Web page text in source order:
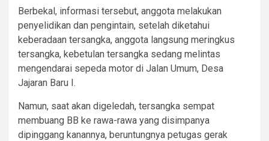
Berbekal, informasi tersebut, anggota melakukan
penyelidikan dan pengintain, setelah diketahui
keberadaan tersangka, anggota langsung meringkus
tersangka, kebetulan tersangka sedang melintas
mengendarai sepeda motor di Jalan Umum, Desa
Jajaran Baru I.
Namun, saat akan digeledah, tersangka sempat
membuang BB ke rawa-rawa yang disimpanya
dipinggang kanannya, beruntungnya petugas gerak